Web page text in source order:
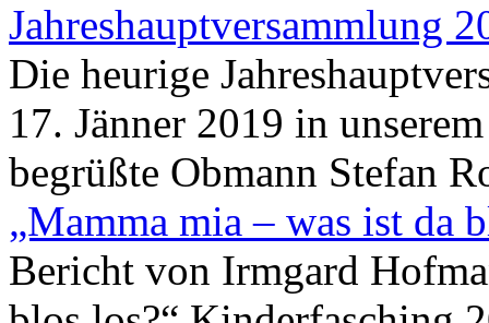
Jahreshauptversammlung
Die heurige
17. Jänner 2019 in
begrüßte Obmann Stefan
„Mamma mia – was ist da
Bericht von Irmgard